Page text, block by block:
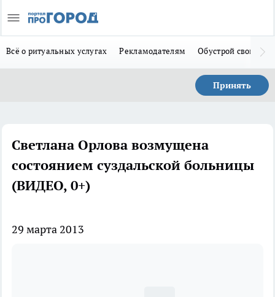
Всё о ритуальных услугах Рекламодателям Обустрой свой дом
Принять
Светлана Орлова возмущена
состоянием суздальской больницы
(ВИДЕО, 0+)
29 марта 2013